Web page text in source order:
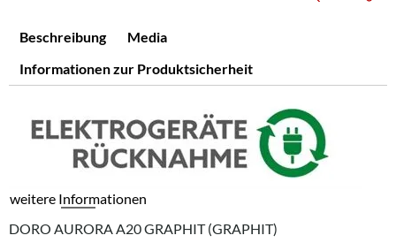
Beschreibung
Media
Informationen zur Produktsicherheit
weitere Informationen
DORO AURORA A20 GRAPHIT (GRAPHIT)